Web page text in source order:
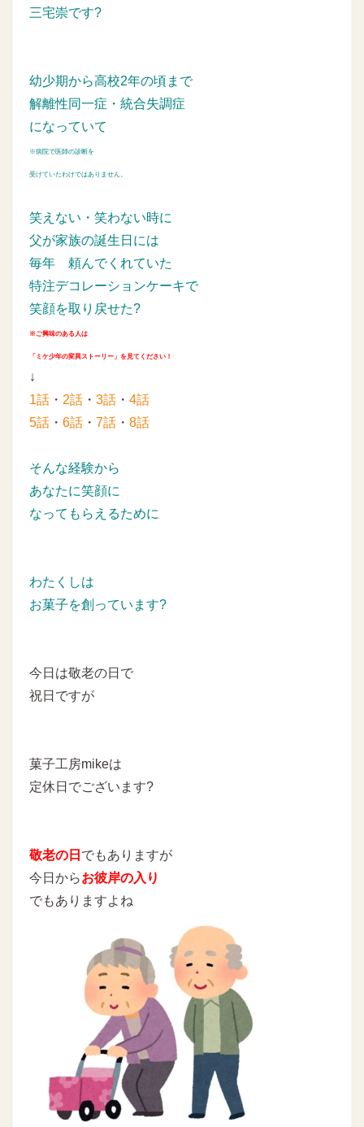
三宅崇です?
幼少期から高校2年の頃まで
解離性同一症・統合失調症
になっていて
※病院で医師の診断を
受けていたわけではありません。
笑えない・笑わない時に
父が家族の誕生日には
毎年 頼んでくれていた
特注デコレーションケーキで
笑顔を取り戻せた?
※ご興味のある人は
「ミケ少年の変異ストーリー」を見てください！
↓
1話 ・ 2話 ・ 3話 ・ 4話
5話 ・ 6話 ・ 7話 ・ 8話
そんな経験から
あなたに笑顔に
なってもらえるために
わたくしは
お菓子を創っています?
今日は敬老の日で
祝日ですが
菓子工房mikeは
定休日でございます?
敬老の日 でもありますが
今日からお彼岸の入り
でもありますよね